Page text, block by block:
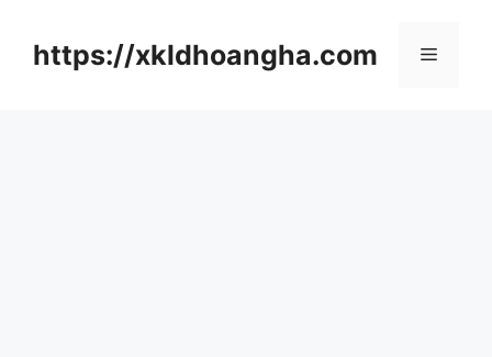
https://xkldhoangha.com 메